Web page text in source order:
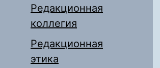
Редакционная
коллегия
Редакционная
этика